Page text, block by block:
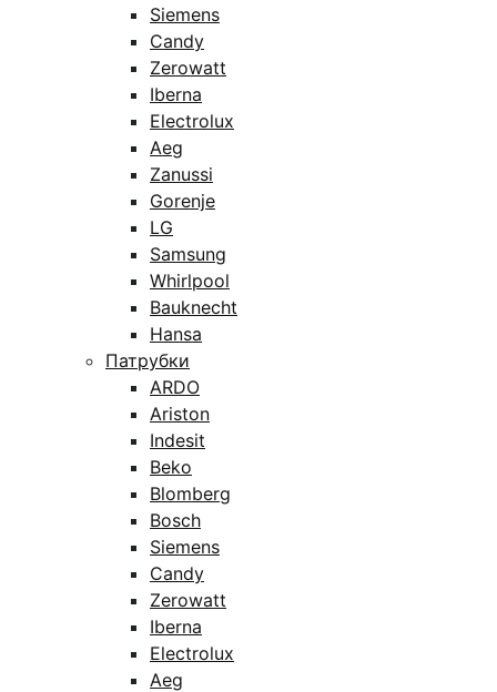
Siemens
Candy
Zerowatt
Iberna
Electrolux
Aeg
Zanussi
Gorenje
LG
Samsung
Whirlpool
Bauknecht
Hansa
Патрубки
ARDO
Ariston
Indesit
Beko
Blomberg
Bosch
Siemens
Candy
Zerowatt
Iberna
Electrolux
Aeg